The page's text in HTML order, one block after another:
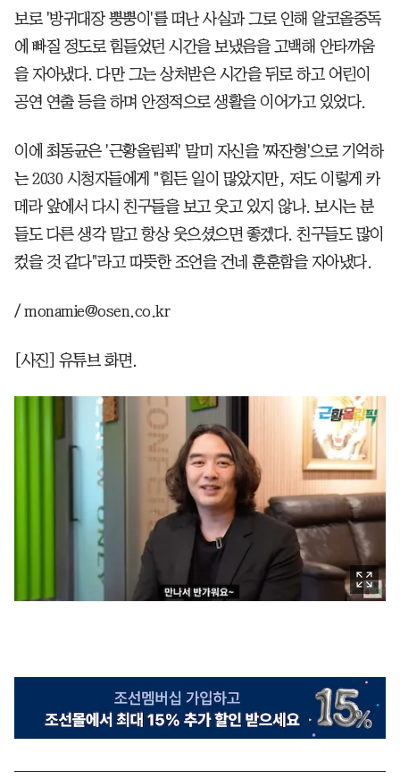
보로 '방귀대장 뿡뿡이'를 떠난 사실과 그로 인해 알코올중독
에 빠질 정도로 힘들었던 시간을 보냈음을 고백해 안타까움
을 자아냈다. 다만 그는 상처받은 시간을 뒤로 하고 어린이
공연 연출 등을 하며 안정적으로 생활을 이어가고 있었다.
이에 최동균은 '근황올림픽' 말미 자신을 '짜잔형'으로 기억하
는 2030 시청자들에게 "힘든 일이 많았지만, 저도 이렇게 카
메라 앞에서 다시 친구들을 보고 웃고 있지 않나. 보시는 분
들도 다른 생각 말고 항상 웃으셨으면 좋겠다. 친구들도 많이
컸을 것 같다"라고 따뜻한 조언을 건네 훈훈함을 자아냈다.
/ monamie@osen.co.kr
[사진] 유튜브 화면.